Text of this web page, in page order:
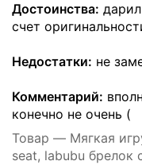
Достоинства:
счет
Недостатки: не
Комментарий:
конечно не очень (
Товар — Мягкая
seat, labubu брелок